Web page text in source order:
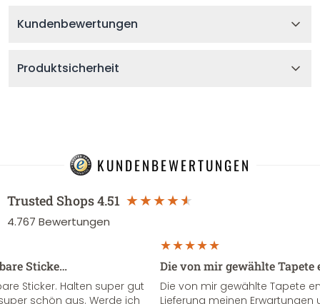
Kundenbewertungen
Produktsicherheit
KUNDENBEWERTUNGEN
Trusted Shops4.51
4.767 Bewertungen
Sticke…
Sticker. Halten super gut
schön aus. Werde ich
Die von mir gewählte
Die von mir gewählte Tapete
Lieferung meinen Erwartungen